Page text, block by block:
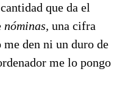
que da el
nóminas, una cifra
den ni un duro de
me lo pongo